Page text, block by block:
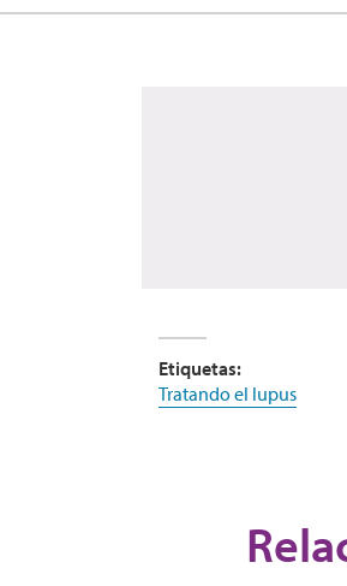
Etiquetas:
Tratando el lupus